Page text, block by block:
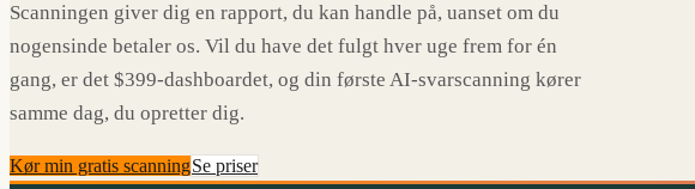
Scanningen giver dig en rapport, du kan handle på, uanset om du
nogensinde betaler os. Vil du have det fulgt hver uge frem for én
gang, er det $399-dashboardet, og din første AI-svarscanning kører
samme dag, du opretter dig.
Kør min gratis scanningSe priser